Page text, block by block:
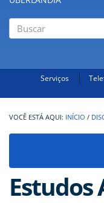
Serviços
INÍCIO /
Estudos